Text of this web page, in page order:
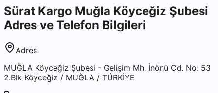
Sürat Kargo Muğla Köyceğiz Şubesi
Adres ve Telefon Bilgileri
Adres
MUĞLA Köyceğiz Şubesi - Gelişim Mh. İnönü Cd. No: 53
2.Blk Köyceğiz / MUĞLA / TÜRKİYE